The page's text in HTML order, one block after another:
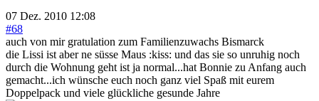
07 Dez. 2010 12:08
#68
auch von mir gratulation zum Familienzuwachs Bismarck
die Lissi ist aber ne süsse Maus :kiss: und das sie so unruhig noch
durch die Wohnung geht ist ja normal...hat Bonnie zu Anfang auch
gemacht...ich wünsche euch noch ganz viel Spaß mit eurem
Doppelpack und viele glückliche gesunde Jahre